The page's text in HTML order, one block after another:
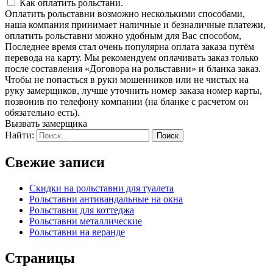
Как оплатить рольстани.
Оплатить рольставни возможно несколькими способами,
наша компания принимает наличные и безналичные платежи,
оплатить рольставни можно удобным для Вас способом,
Последнее время стал очень популярна оплата заказа путём
перевода на карту. Мы рекомендуем оплачивать заказ только
после составления «Договора на рольставни» и бланка заказ.
Чтобы не попасться в руки мошенников или не чистых на
руку замерщиков, лучше уточнить номер заказа номер карты,
позвонив по телефону компании (на бланке с расчетом он
обязательно есть).
Вызвать замерщика
Найти:
Свежие записи
Скидки на рольставни для туалета
Рольставни антивандальные на окна
Рольставни для коттеджа
Рольставни металлические
Рольставни на веранде
Страницы